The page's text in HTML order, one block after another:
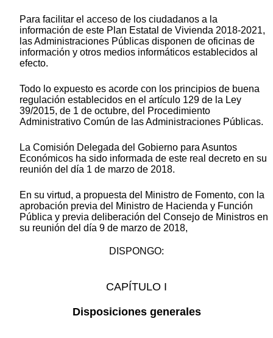
Para facilitar el acceso de los ciudadanos a la
información de este Plan Estatal de Vivienda 2018-2021,
las Administraciones Públicas disponen de oficinas de
información y otros medios informáticos establecidos al
efecto.
Todo lo expuesto es acorde con los principios de buena
regulación establecidos en el artículo 129 de la Ley
39/2015, de 1 de octubre, del Procedimiento
Administrativo Común de las Administraciones Públicas.
La Comisión Delegada del Gobierno para Asuntos
Económicos ha sido informada de este real decreto en su
reunión del día 1 de marzo de 2018.
En su virtud, a propuesta del Ministro de Fomento, con la
aprobación previa del Ministro de Hacienda y Función
Pública y previa deliberación del Consejo de Ministros en
su reunión del día 9 de marzo de 2018,
DISPONGO:
CAPÍTULO I
Disposiciones generales